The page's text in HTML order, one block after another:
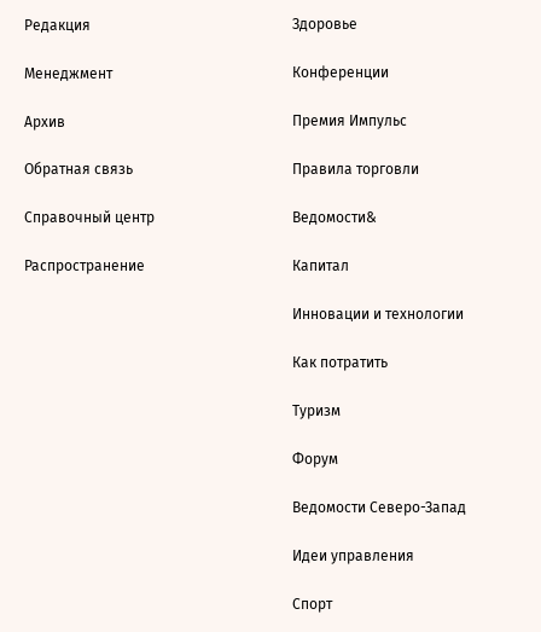
Редакция
Менеджмент
Архив
Обратная связь
Справочный центр
Распространение
Здоровье
Конференции
Премия Импульс
Правила торговли
Ведомости&
Капитал
Инновации и технологии
Как потратить
Туризм
Форум
Ведомости Северо-Запад
Идеи управления
Спорт